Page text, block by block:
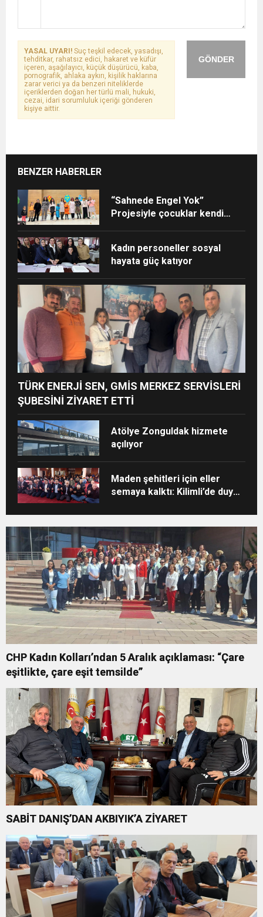
GÖNDER
YASAL UYARI! Suç teşkil edecek, yasadışı,
tehditkar, rahatsız edici, hakaret ve küfür
içeren, aşağılayıcı, küçük düşürücü, kaba,
pornografik, ahlaka aykırı, kişilik haklarına
zarar verici ya da benzeri niteliklerde
içeriklerden doğan her türlü mali, hukuki,
cezai, idari sorumluluk içeriği gönderen
kişiye aittir.
BENZER HABERLER
“Sahnede Engel Yok”
Projesiyle çocuklar kendi
Kadın personeller sosyal
hayata güç katıyor
TÜRK ENERJİ SEN, GMİS MERKEZ SERVİSLERİ
ŞUBESİNİ ZİYARET ETTİ
Atölye Zonguldak hizmete
açılıyor
Maden şehitleri için eller
semaya kalktı: Kilimli’de duygu
CHP Kadın Kolları’ndan 5 Aralık açıklaması: “Çare
eşitlikte, çare eşit temsilde”
SABİT DANIŞ’DAN AKBIYIK’A ZİYARET